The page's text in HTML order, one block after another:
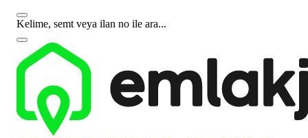
Kelime, semt veya ilan no ile ara...